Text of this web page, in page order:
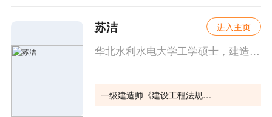
进入主页
苏洁
华北水利水电大学工学硕士，建造师考试资深讲师，一级二级注册建造师、土木工程中级工程师。
一级建造师《建设工程法规及相关知识》